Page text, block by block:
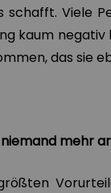
schafft. Viele
kaum
das sie
mehr